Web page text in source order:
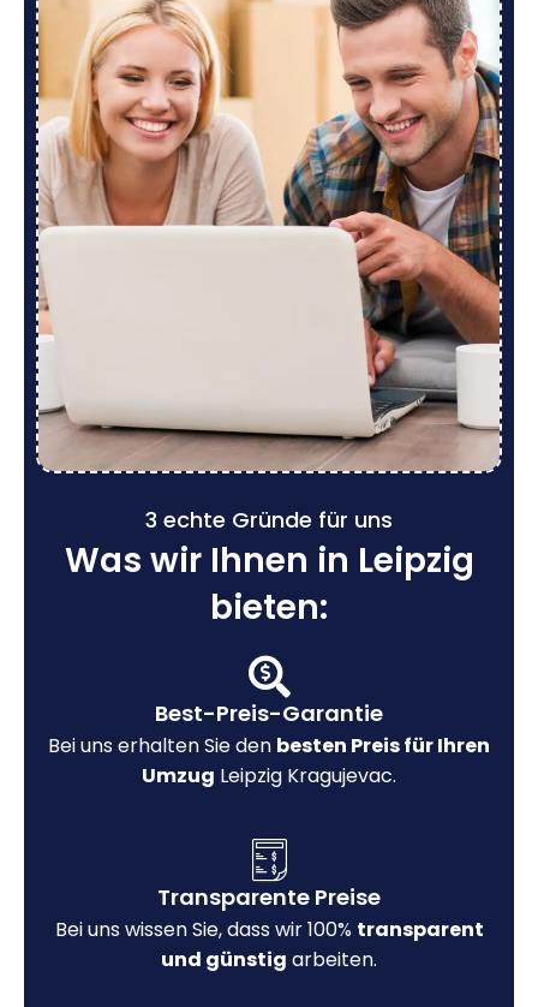
3 echte Gründe für uns
Was wir Ihnen in Leipzig
bieten:
Best-Preis-Garantie
Bei uns erhalten Sie den besten Preis für Ihren
Umzug Leipzig Kragujevac.
Transparente Preise
Bei uns wissen Sie, dass wir 100% transparent
und günstig arbeiten.